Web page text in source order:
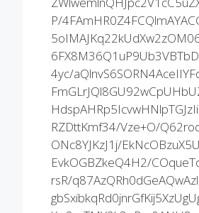
P/
4yc/
RZDttKmf34/Vze+O/
ONc8YJKzJ1j/
EvkOGBZkeQ4H2/
rsR/